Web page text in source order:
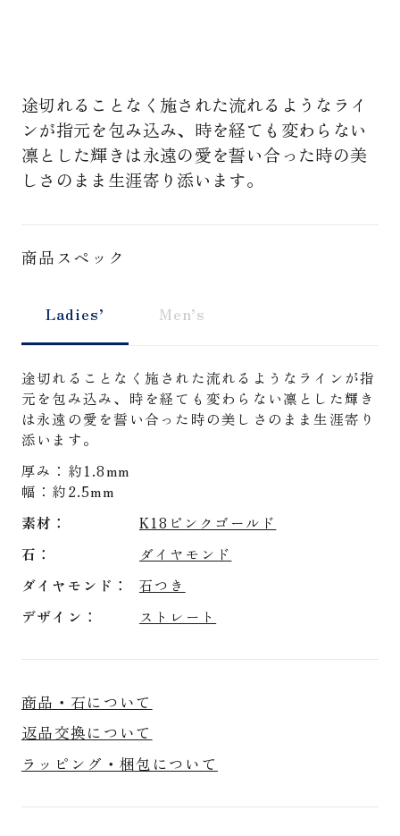
途切れることなく施された流れるようなライ
ンが指元を包み込み、時を経ても変わらない
凛とした輝きは永遠の愛を誓い合った時の美
しさのまま生涯寄り添います。
商品スペック
Ladies’ Men’s
途切れることなく施された流れるようなラインが指
元を包み込み、時を経ても変わらない凛とした輝き
は永遠の愛を誓い合った時の美しさのまま生涯寄り
添います。
厚み：約1.8mm
幅：約2.5mm
素材
K18ピンクゴールド
石
ダイヤモンド
ダイヤモンド
石つき
デザイン
ストレート
商品・石について
返品交換について
ラッピング・梱包について